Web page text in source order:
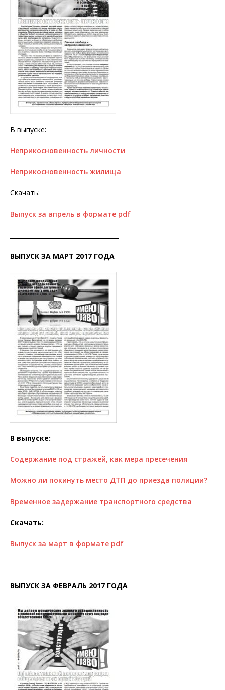
В выпуске:
Неприкосновенность личности
Неприкосновенность жилища
Скачать:
Выпуск за апрель в формате pdf
ВЫПУСК ЗА МАРТ 2017 ГОДА
В выпуске:
Содержание под стражей, как мера пресечения
Можно ли покинуть место ДТП до приезда полиции?
Временное задержание транспортного средства
Скачать:
Выпуск за март в формате pdf
ВЫПУСК ЗА ФЕВРАЛЬ 2017 ГОДА